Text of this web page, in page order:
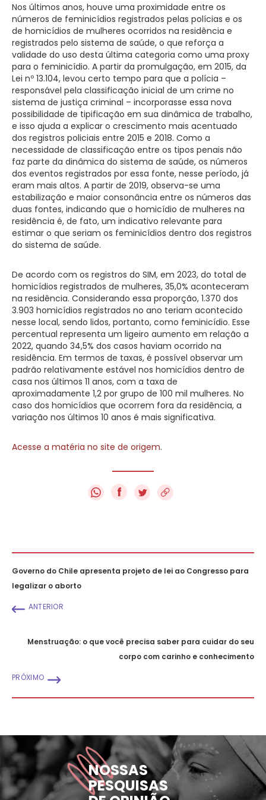
Nos últimos anos, houve uma proximidade entre os
números de feminicídios registrados pelas polícias e os
de homicídios de mulheres ocorridos na residência e
registrados pelo sistema de saúde, o que reforça a
validade do uso desta última categoria como uma proxy
para o feminicídio. A partir da promulgação, em 2015, da
Lei nº 13.104, levou certo tempo para que a polícia –
responsável pela classificação inicial de um crime no
sistema de justiça criminal – incorporasse essa nova
possibilidade de tipificação em sua dinâmica de trabalho,
e isso ajuda a explicar o crescimento mais acentuado
dos registros policiais entre 2015 e 2018. Como a
necessidade de classificação entre os tipos penais não
faz parte da dinâmica do sistema de saúde, os números
dos eventos registrados por essa fonte, nesse período, já
eram mais altos. A partir de 2019, observa-se uma
estabilização e maior consonância entre os números das
duas fontes, indicando que o homicídio de mulheres na
residência é, de fato, um indicativo relevante para
estimar o que seriam os feminicídios dentro dos registros
do sistema de saúde.
De acordo com os registros do SIM, em 2023, do total de
homicídios registrados de mulheres, 35,0% aconteceram
na residência. Considerando essa proporção, 1.370 dos
3.903 homicídios registrados no ano teriam acontecido
nesse local, sendo lidos, portanto, como feminicídio. Esse
percentual representa um ligeiro aumento em relação a
2022, quando 34,5% dos casos haviam ocorrido na
residência. Em termos de taxas, é possível observar um
padrão relativamente estável nos homicídios dentro de
casa nos últimos 11 anos, com a taxa de
aproximadamente 1,2 por grupo de 100 mil mulheres. No
caso dos homicídios que ocorrem fora da residência, a
variação nos últimos 10 anos é mais significativa.
Acesse a matéria no site de origem.
f
Governo do Chile apresenta projeto de lei ao Congresso para
legalizar o aborto
ANTERIOR
Menstruação: o que você precisa saber para cuidar do seu
corpo com carinho e conhecimento
PRÓXIMO
NOSSAS
PESQUISAS